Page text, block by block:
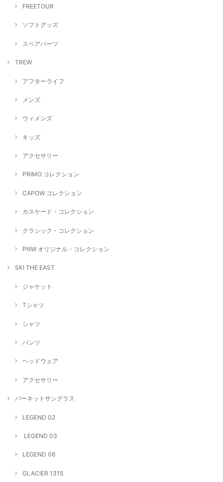
FREETOUR
ソフトグッズ
スペアパーツ
TREW
アフターライフ
メンズ
ウィメンズ
キッズ
アクセサリー
PRIMO コレクション
CAPOW コレクション
カスケード・コレクション
クラシック・コレクション
PNW オリジナル・コレクション
SKI THE EAST
ジャケット
Tシャツ
シャツ
パンツ
ヘッドウェア
アクセサリー
バーネットサングラス
LEGEND 02
LEGEND 03
LEGEND 06
GLACIER 1315